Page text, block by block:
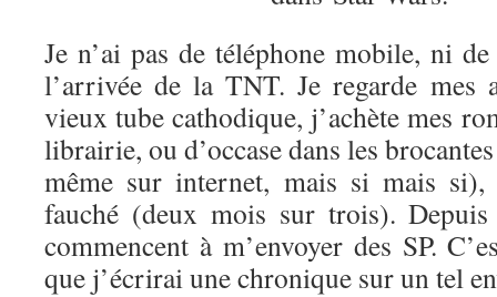
Je n’ai pas de téléphone mobile, ni
l’arrivée de la TNT. Je regarde
vieux tube cathodique, j’achète mes
librairie, ou d’occase dans les
même sur internet, mais si mais
fauché (deux mois sur trois).
commencent à m’envoyer des SP.
que j’écrirai une chronique sur un tel